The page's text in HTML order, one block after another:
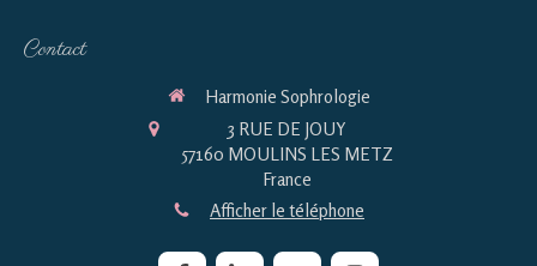
Contact
Harmonie Sophrologie
3 RUE DE JOUY
57160 MOULINS LES METZ
France
Afficher le téléphone